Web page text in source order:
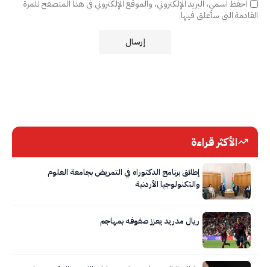
احفظ اسمي، البريد الإلكتروني، والموقع الإلكتروني في هذا المتصفح للمرة
القادمة التي سأعلق فيها.
الأكثر قراءة
إطلاق برنامج الدكتوراه في التمريض بجامعة العلوم
والتكنولوجيا الأردنية
ريال مدريد يعزز صفوفه بمهاجم